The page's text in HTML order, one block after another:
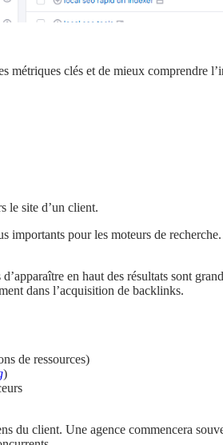
métriques clés et de mieux
le site d’un client.
importants pour les moteurs de
en haut des résultats sont
dans l’acquisition de backlinks.
de ressources)
)
du client. Une agence commencera